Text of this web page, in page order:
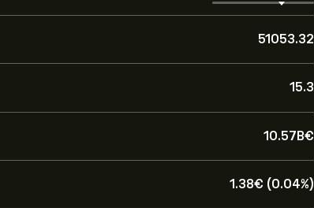
51053.32
15.3
10.57B‎€‎
1.38‎€‎ (0.04%)